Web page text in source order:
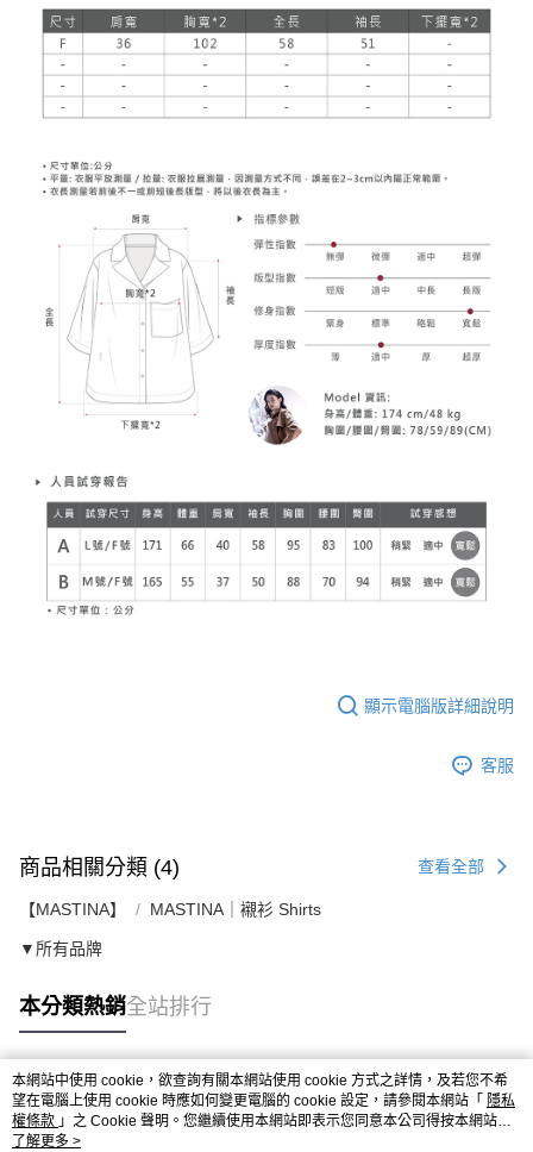
顯示電腦版詳細說明
客服
商品相關分類 (4) 查看全部
【MASTINA】 MASTINA｜襯衫 Shirts
▼所有品牌
本分類熱銷全站排行
熱門標籤
本網站中使用 cookie，欲查詢有關本網站使用 cookie 方式之詳情，及若您不希
望在電腦上使用 cookie 時應如何變更電腦的 cookie 設定，請參閱本網站「 隱私
權條款 」之 Cookie 聲明。您繼續使用本網站即表示您同意本公司得按本網站使
用條款之 Cookie 聲明使用 cookie。
了解更多 >